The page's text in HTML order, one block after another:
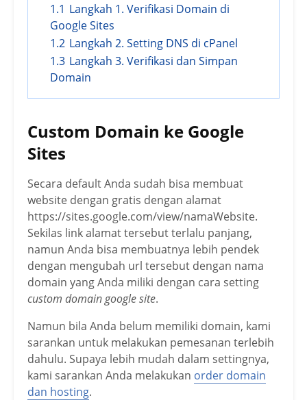
1.1 Langkah 1. Verifikasi Domain di
Google Sites
1.2 Langkah 2. Setting DNS di cPanel
1.3 Langkah 3. Verifikasi dan Simpan
Domain
Custom Domain ke Google
Sites
Secara default Anda sudah bisa membuat
website dengan gratis dengan alamat
https://sites.google.com/view/namaWebsite.
Sekilas link alamat tersebut terlalu panjang,
namun Anda bisa membuatnya lebih pendek
dengan mengubah url tersebut dengan nama
domain yang Anda miliki dengan cara setting
custom domain google site.
Namun bila Anda belum memiliki domain, kami
sarankan untuk melakukan pemesanan terlebih
dahulu. Supaya lebih mudah dalam settingnya,
kami sarankan Anda melakukan order domain
dan hosting.